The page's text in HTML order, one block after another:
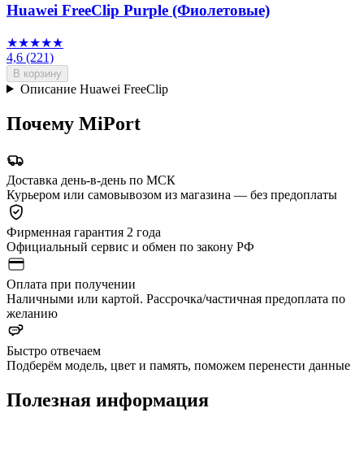
Huawei FreeClip Purple (Фиолетовые)
★★★★★
4,6 (221)
В корзину
Описание Huawei FreeClip
Почему MiPort
Доставка день-в-день по МСК
Курьером или самовывозом из магазина — без предоплаты
Фирменная гарантия 2 года
Официальный сервис и обмен по закону РФ
Оплата при получении
Наличными или картой. Рассрочка/частичная предоплата по
желанию
Быстро отвечаем
Подберём модель, цвет и память, поможем перенести данные
Полезная информация